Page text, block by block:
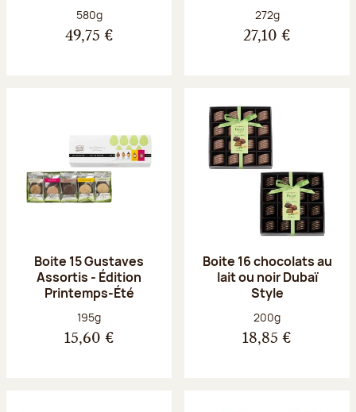
Poids net :
580g
49,75 €
Poids net :
272g
27,10 €
Boite 15 Gustaves
Assortis - Édition
Printemps-Été
Poids net :
195g
15,60 €
Boite 16 chocolats au
lait ou noir Dubaï
Style
Poids net :
200g
18,85 €